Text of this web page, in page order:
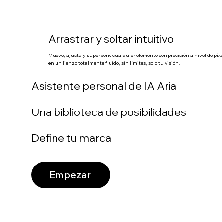
Arrastrar y soltar intuitivo
Mueve, ajusta y superpone cualquier elemento con precisión a nivel de
en un lienzo totalmente fluido, sin límites, solo tu visión.
Asistente personal de IA Aria
Una biblioteca de posibilidades
Define tu marca
Empezar